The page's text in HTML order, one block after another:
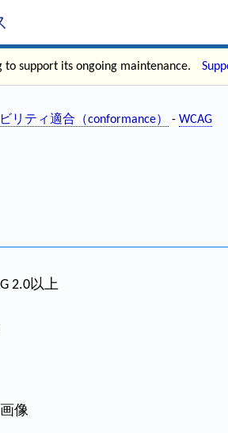
to support its ongoing maintenance.
リティ適合（conformance） - WCAG
2.0以上
像